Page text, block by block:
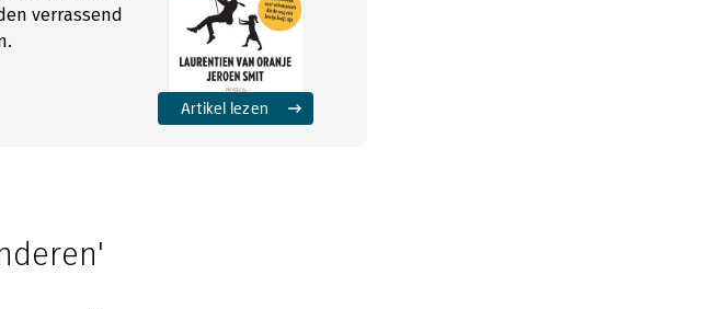
verrassend
Artikel lezen